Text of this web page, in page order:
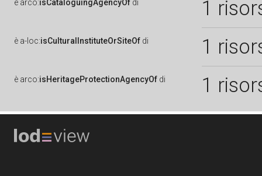
è arco:isCataloguingAgencyOf di 1
è a-loc:isCulturalInstituteOrSiteOf di 1
è arco:isHeritageProtectionAgencyOf di 1